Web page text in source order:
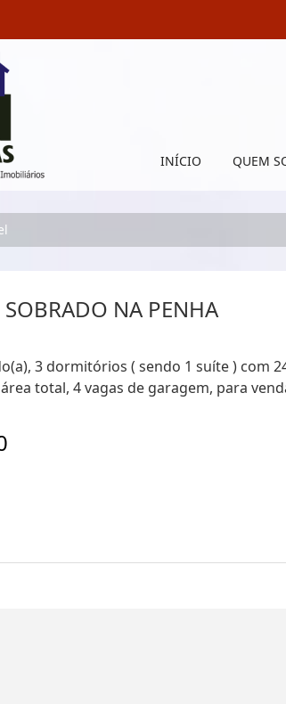
INÍCIO QUEM
NA PENHA
3 dormitórios ( sendo 1 suíte ) com
total, 4 vagas de garagem, para